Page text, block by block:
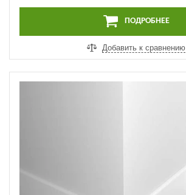
ПОДРОБНЕЕ
Добавить к сравнению